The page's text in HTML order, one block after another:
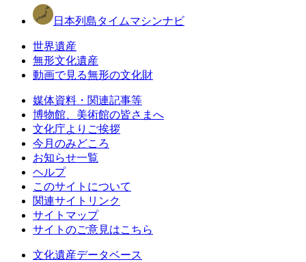
日本列島タイムマシンナビ
世界遺産
無形文化遺産
動画で見る無形の文化財
媒体資料・関連記事等
博物館、美術館の皆さまへ
文化庁よりご挨拶
今月のみどころ
お知らせ一覧
ヘルプ
このサイトについて
関連サイトリンク
サイトマップ
サイトのご意見はこちら
文化遺産データベース